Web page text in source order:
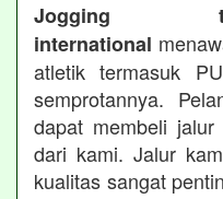
Jogging
international
atletik termasuk
semprotannya.
dapat membeli
dari kami. Jalur
kualitas sangat